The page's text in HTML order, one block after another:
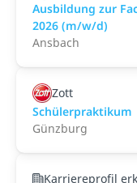
Ausbildung zur
2026 (m/w/d)
Ansbach
Zott
Schülerpraktikum
Günzburg
Karriereprofil